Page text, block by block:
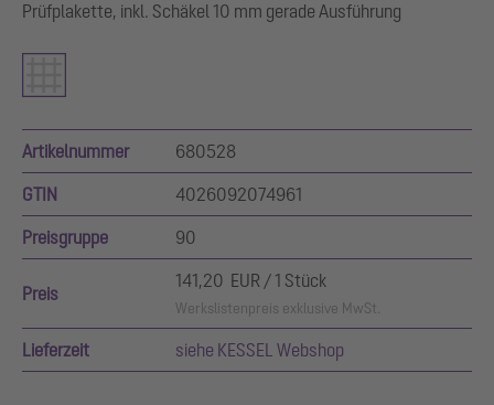
Prüfplakette, inkl. Schäkel 10 mm gerade Ausführung
Artikelnummer 680528
GTIN 4026092074961
Preisgruppe 90
Preis
141,20 EUR / 1 Stück
Werkslistenpreis exklusive MwSt.
Lieferzeit siehe KESSEL Webshop